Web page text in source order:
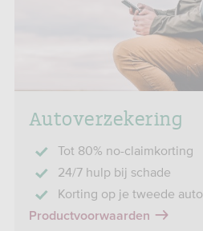
Autoverzekering
Tot 80% no-claimkorting
24/7 hulp bij schade
Korting op je tweede auto
Productvoorwaarden